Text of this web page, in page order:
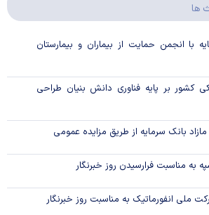
ها
با انجمن حمایت از بیماران و بیمارستان
کشور بر پایه فناوری دانش بنیان طراحی
بانک سرمایه از طریق مزایده عمومی
به مناسبت فرارسیدن روز خبرنگار
ملی انفورماتیک به مناسبت روز خبرنگار